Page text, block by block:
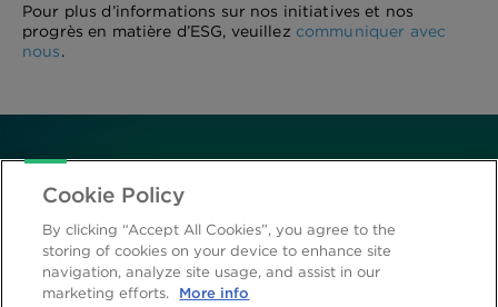
Pour plus d’informations sur nos initiatives et nos
progrès en matière d’ESG, veuillez communiquer avec
nous.
Cookie Policy
By clicking “Accept All Cookies”, you agree to the
storing of cookies on your device to enhance site
navigation, analyze site usage, and assist in our
marketing efforts. More info